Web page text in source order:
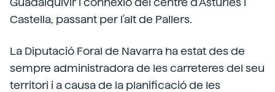
Castella, passant per l'alt de Pallers.
La Diputació Foral de Navarra ha estat des de
sempre administradora de les carreteres del seu
territori i a causa de la planificació de les